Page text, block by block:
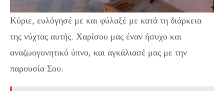
Κύριε, ευλόγησέ με και φύλαξέ με κατά τη διάρκεια
της νύχτας αυτής. Χαρίσου μας έναν ήσυχο και
αναζωογονητικό ύπνο, και αγκάλιασέ μας με την
παρουσία Σου.